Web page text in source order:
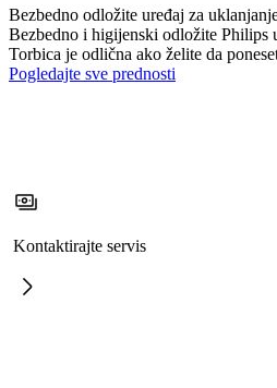
Bezbedno odložite uređaj za
Bezbedno i higijenski odložite Philips
Torbica je odlična ako želite da
Pogledajte sve prednosti
Kontaktirajte servis